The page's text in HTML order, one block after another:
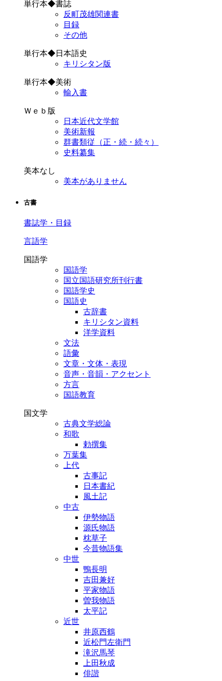
単行本◆書誌
反町茂雄関連書
目録
その他
単行本◆日本語史
キリシタン版
単行本◆美術
輸入書
Ｗｅｂ版
日本近代文学館
美術新報
群書類従（正・続・続々）
史料纂集
美本なし
美本がありません
古書
書誌学・目録
言語学
国語学
国語学
国立国語研究所刊行書
国語学史
国語史
古辞書
キリシタン資料
洋学資料
文法
語彙
文章・文体・表現
音声・音韻・アクセント
方言
国語教育
国文学
古典文学総論
和歌
勅撰集
万葉集
上代
古事記
日本書紀
風土記
中古
伊勢物語
源氏物語
枕草子
今昔物語集
中世
鴨長明
吉田兼好
平家物語
曽我物語
太平記
近世
井原西鶴
近松門左衛門
滝沢馬琴
上田秋成
俳諧